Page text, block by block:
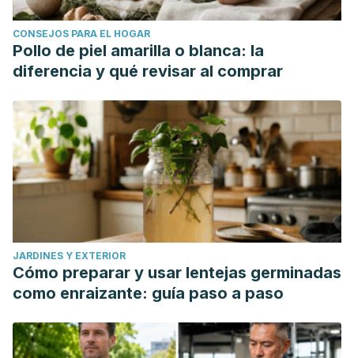
CONSEJOS PARA EL HOGAR
Pollo de piel amarilla o blanca: la
diferencia y qué revisar al comprar
JARDINES Y EXTERIOR
Cómo preparar y usar lentejas germinadas
como enraizante: guía paso a paso